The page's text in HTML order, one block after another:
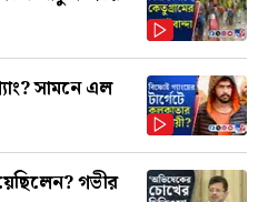
সামনে এল
গভীর